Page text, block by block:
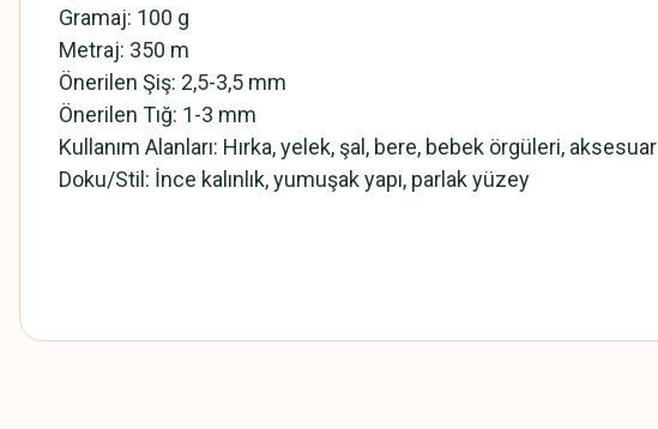
Gramaj: 100 g
Metraj: 350 m
Önerilen Şiş: 2,5-3,5 mm
Önerilen Tığ: 1-3 mm
Kullanım Alanları: Hırka, yelek, şal, bere, bebek örgüleri, aksesuar
Doku/Stil: İnce kalınlık, yumuşak yapı, parlak yüzey